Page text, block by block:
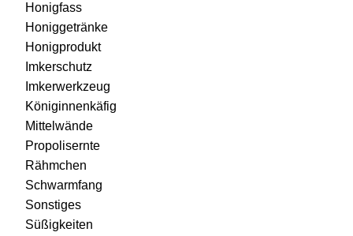
Honigfass
Honiggetränke
Honigprodukt
Imkerschutz
Imkerwerkzeug
Königinnenkäfig
Mittelwände
Propolisernte
Rähmchen
Schwarmfang
Sonstiges
Süßigkeiten